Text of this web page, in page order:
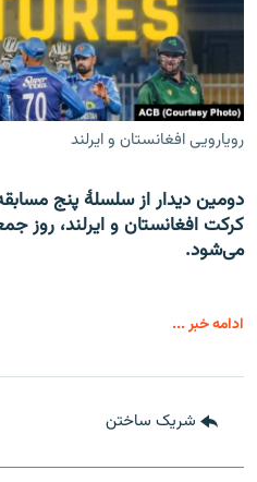
رویارویی افغانستان و ایرلند
دومین دیدار از سلسلۀ پنج
می‌شود.
ادامه خبر ...
شریک ساختن